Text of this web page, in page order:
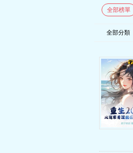
全部榜單
全部分類